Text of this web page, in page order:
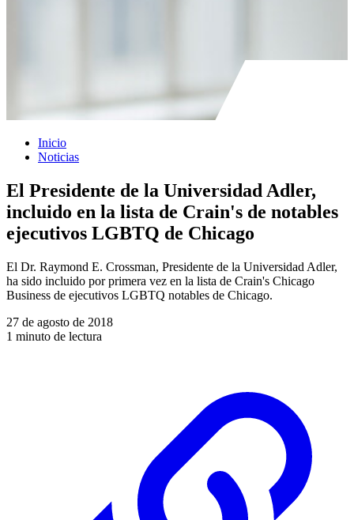
Inicio
Noticias
El Presidente de la Universidad Adler,
incluido en la lista de Crain's de notables
ejecutivos LGBTQ de Chicago
El Dr. Raymond E. Crossman, Presidente de la Universidad Adler,
ha sido incluido por primera vez en la lista de Crain's Chicago
Business de ejecutivos LGBTQ notables de Chicago.
27 de agosto de 2018
1 minuto de lectura